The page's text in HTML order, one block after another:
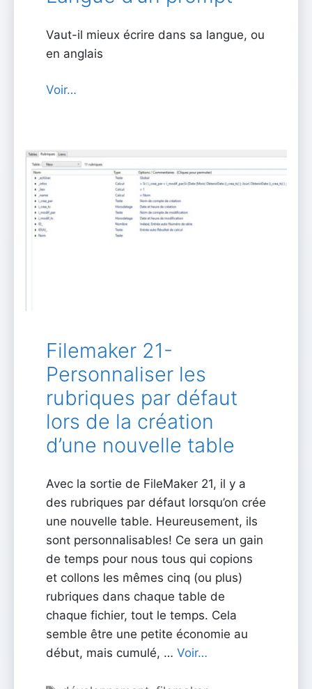
Vaut-il mieux écrire dans sa langue, ou
en anglais
Voir…
Filemaker 21-
Personnaliser les
rubriques par défaut
lors de la création
d’une nouvelle table
Avec la sortie de FileMaker 21, il y a
des rubriques par défaut lorsqu’on crée
une nouvelle table. Heureusement, ils
sont personnalisables! Ce sera un gain
de temps pour nous tous qui copions
et collons les mêmes cinq (ou plus)
rubriques dans chaque table de
chaque fichier, tout le temps. Cela
semble être une petite économie au
début, mais cumulé, … Voir…